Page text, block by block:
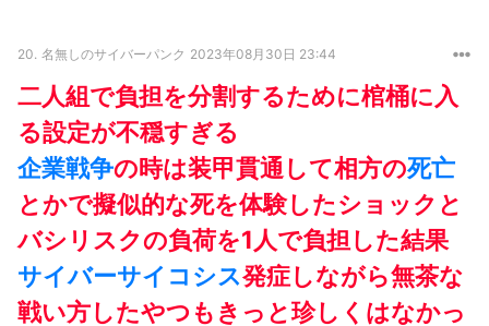
20. 名無しのサイバーパンク 2023年08月30日 23:44
二人組で負担を分割するために棺桶に入
る設定が不穏すぎる
企業戦争の時は装甲貫通して相方の死亡
とかで擬似的な死を体験したショックと
バシリスクの負荷を1人で負担した結果
サイバーサイコシス発症しながら無茶な
戦い方したやつもきっと珍しくはなかっ